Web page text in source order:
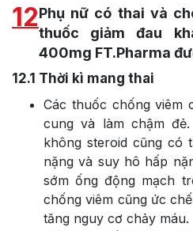
12Phụ nữ có thai và
thuốc giảm đau
400mg FT.Pharma
12.1 Thời kì mang thai
Các thuốc chống
cung và làm chậm
không steroid cũng có
nặng và suy hô hấp
sớm ống động mạch
chống viêm cũng ức
tăng nguy cơ chảy máu.